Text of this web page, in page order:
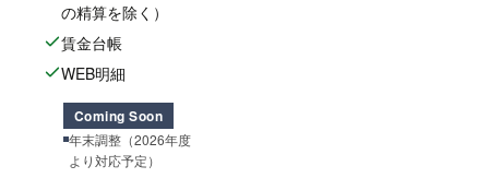
の精算を除く）
賃金台帳
WEB明細
Coming Soon
年末調整（2026年度
より対応予定）